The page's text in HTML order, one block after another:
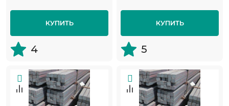
КУПИТЬ
4
КУПИТЬ
5